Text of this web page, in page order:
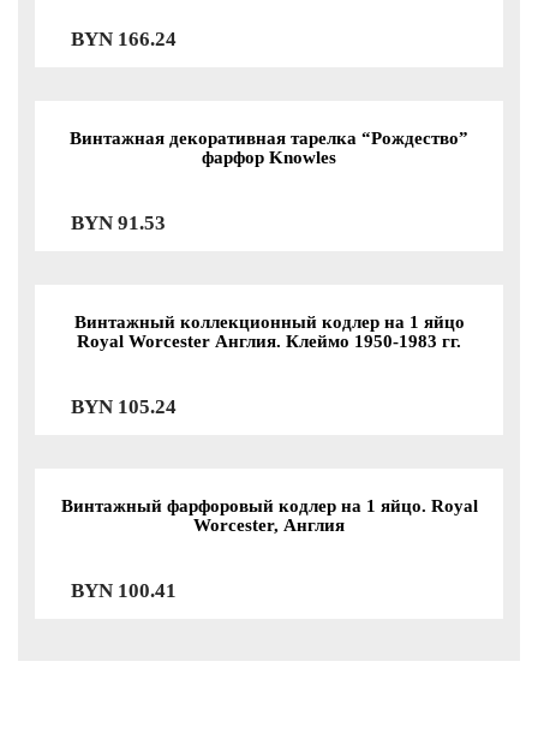
BYN166.24
Винтажная декоративная тарелка “Рождество”
фарфор Knowles
BYN91.53
Винтажный коллекционный кодлер на 1 яйцо
Royal Worcester Англия. Клеймо 1950-1983 гг.
BYN105.24
Винтажный фарфоровый кодлер на 1 яйцо. Royal
Worcester, Англия
BYN100.41